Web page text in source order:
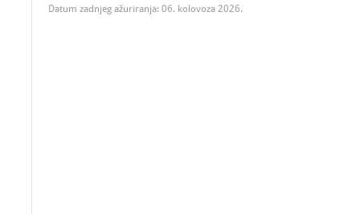
Datum zadnjeg ažuriranja: 06. kolovoza 2026.